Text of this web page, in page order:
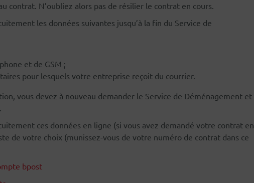
contrat. N’oubliez alors pas de résilier le contrat en cours.
les données suivantes jusqu’à la fin du Service de
et de GSM ;
pour lesquels votre entreprise reçoit du courrier.
vous devez à nouveau demander le Service de Déménagement et
ces données en ligne (si vous avez demandé votre contrat en
de votre choix (munissez-vous de votre numéro de contrat dans ce
bpost